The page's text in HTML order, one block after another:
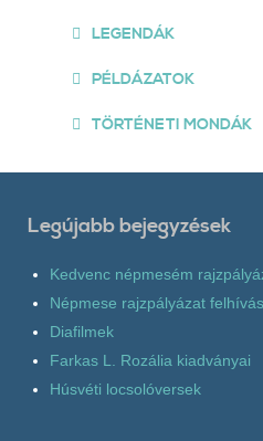
LEGENDÁK
PÉLDÁZATOK
TÖRTÉNETI MONDÁK
Legújabb bejegyzések
Kedvenc népmesém
Népmese rajzpályázat felhívás
Diafilmek
Farkas L. Rozália kiadványai
Húsvéti locsolóversek